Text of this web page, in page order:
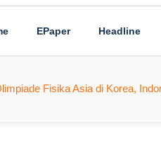
EPaper Headline
Fisika Asia di Korea,